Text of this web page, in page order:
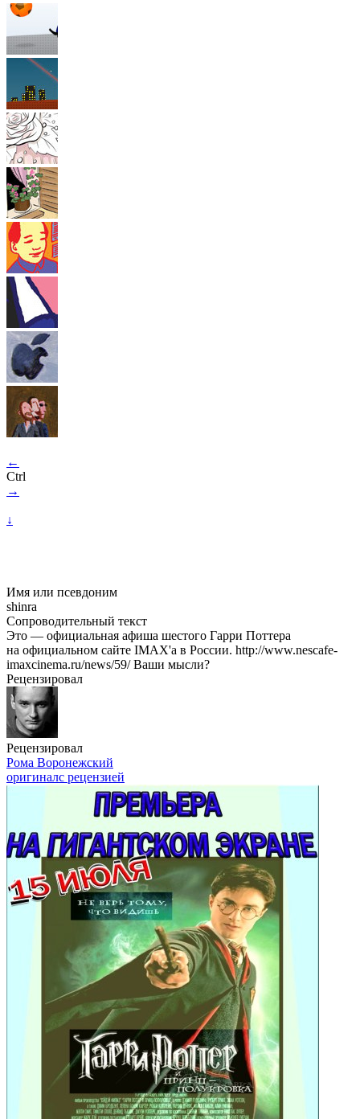
←
Ctrl
→
↓
Имя или псевдоним
shinra
Сопроводительный текст
Это — официальная афиша шестого Гарри Поттера
на официальном сайте IMAX'а в России. http://www.nescafe-
imaxcinema.ru/news/59/ Ваши мысли?
Рецензировал
Рецензировал
Рома Воронежский
оригиналс рецензией